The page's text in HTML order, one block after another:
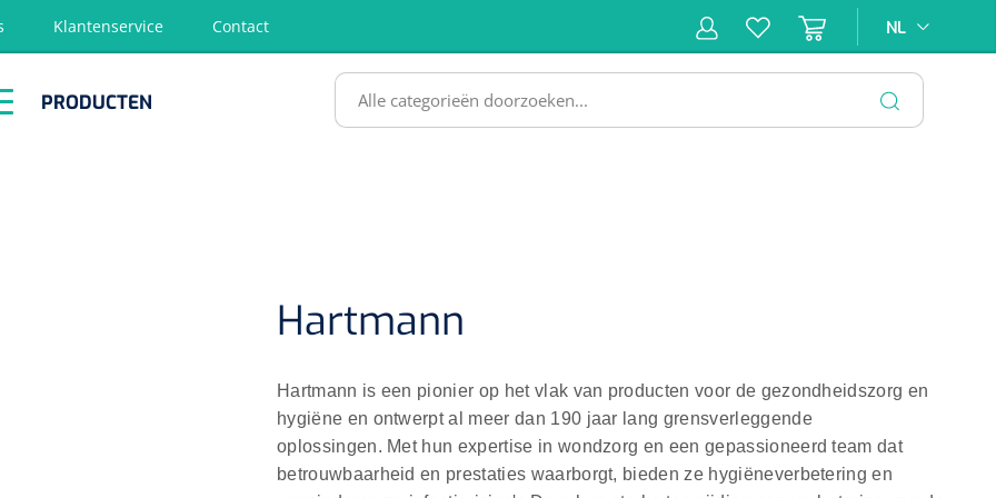
Klantenservice Contact NL
PRODUCTEN
Hartmann
Hartmann is een pionier op het vlak van producten voor de gezondheidszorg en
hygiëne en ontwerpt al meer dan 190 jaar lang grensverleggende
oplossingen. Met hun expertise in wondzorg en een gepassioneerd team dat
betrouwbaarheid en prestaties waarborgt, bieden ze hygiëneverbetering en